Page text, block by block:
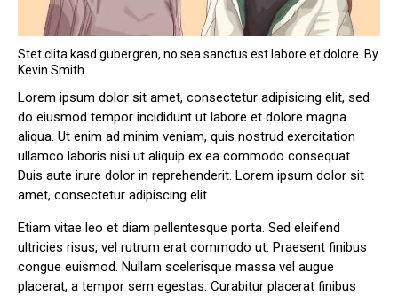
Stet clita kasd gubergren, no sea sanctus est labore et dolore. By
Kevin Smith
Lorem ipsum dolor sit amet, consectetur adipisicing elit, sed
do eiusmod tempor incididunt ut labore et dolore magna
aliqua. Ut enim ad minim veniam, quis nostrud exercitation
ullamco laboris nisi ut aliquip ex ea commodo consequat.
Duis aute irure dolor in reprehenderit. Lorem ipsum dolor sit
amet, consectetur adipiscing elit.
Etiam vitae leo et diam pellentesque porta. Sed eleifend
ultricies risus, vel rutrum erat commodo ut. Praesent finibus
congue euismod. Nullam scelerisque massa vel augue
placerat, a tempor sem egestas. Curabitur placerat finibus